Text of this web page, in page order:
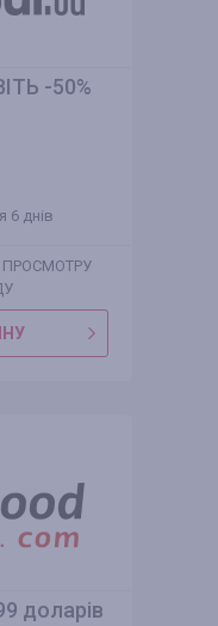
-50%
6 днів
ПРОСМОТРУ
доларів